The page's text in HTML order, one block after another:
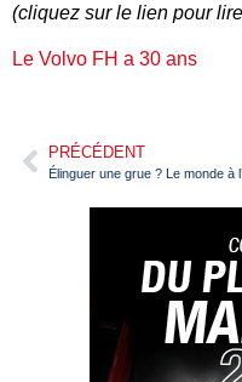
(cliquez sur le lien pour
Le Volvo FH a 30 ans
PRÉCÉDENT